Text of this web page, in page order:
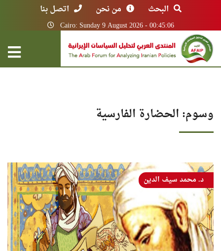
البحث من نحن اتصل بنا
Cairo: Sunday 9 August 2026 - 00:45:06
وسوم: الحضارة الفارسية
د. محمد سيف الدين